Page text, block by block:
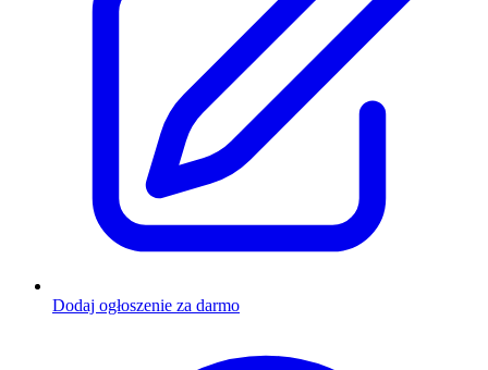
Dodaj ogłoszenie za darmo